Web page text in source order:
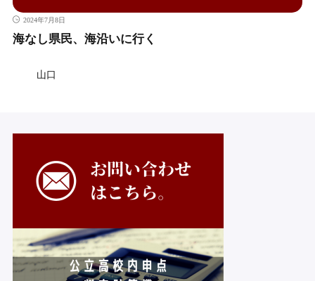
2024年7月8日
海なし県民、海沿いに行く
山口